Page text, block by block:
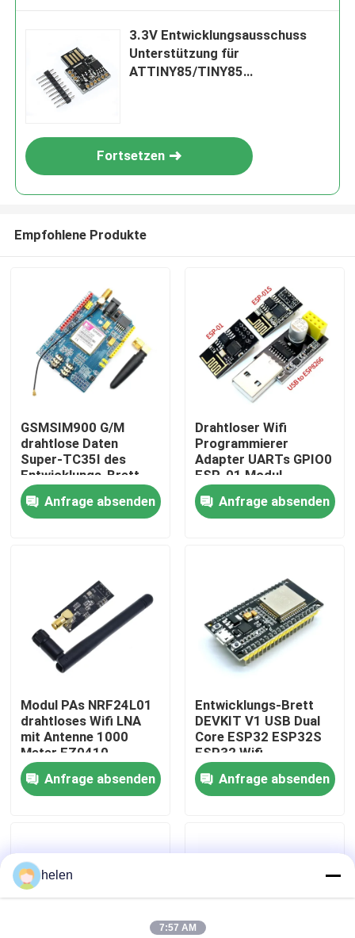
Zu Hause
Werksbesichtigung
Qualitätskontrolle
Kontaktieren Sie uns
Neuigkeiten
Blog
Verstärker-Board-Modul
3.3V Entwicklungsausschuss
Unterstützung für
ATTINY85/TINY85
Fortsetzen
Empfohlene Produkte
GSMSIM900 G/M
drahtlose Daten
Super-TC35I des
Entwicklungs-Brett-
GPRS SMS
Anfrage absenden
Drahtloser Wifi
Programmierer
Adapter UARTs GPIO0
ESP-01 Modul-
ESP8266 CH340G
Esp01Anfrage absenden
Modul PAs NRF24L01
drahtloses Wifi LNA
mit Antenne 1000
Meter FZ0410
Anfrage absenden
Entwicklungs-Brett
DEVKIT V1 USB Dual
Core ESP32 ESP32S
ESP32 Wifi
Anfrage absenden
helen
7:57 AM